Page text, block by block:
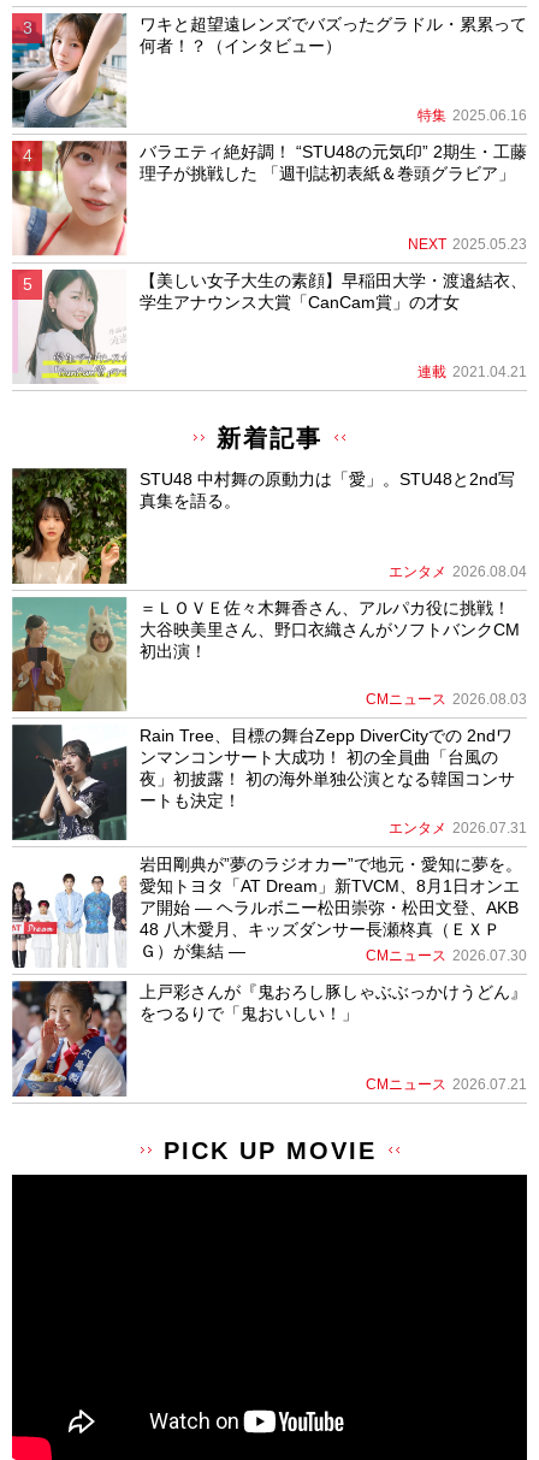
ワキと超望遠レンズでバズったグラドル・累累って
何者！？（インタビュー）
特集 2025.06.16
バラエティ絶好調！ “STU48の元気印” 2期生・工藤
理子が挑戦した 「週刊誌初表紙＆巻頭グラビア」
NEXT 2025.05.23
【美しい女子大生の素顔】早稲田大学・渡邉結衣、
学生アナウンス大賞「CanCam賞」の才女
連載 2021.04.21
新着記事
STU48 中村舞の原動力は「愛」。STU48と2nd写
真集を語る。
エンタメ 2026.08.04
＝ＬＯＶＥ佐々木舞香さん、アルパカ役に挑戦！
大谷映美里さん、野口衣織さんがソフトバンクCM
初出演！
CMニュース 2026.08.03
Rain Tree、目標の舞台Zepp DiverCityでの 2ndワ
ンマンコンサート大成功！ 初の全員曲「台風の
夜」初披露！ 初の海外単独公演となる韓国コンサ
ートも決定！
エンタメ 2026.07.31
岩田剛典が”夢のラジオカー”で地元・愛知に夢を。
愛知トヨタ「AT Dream」新TVCM、8月1日オンエ
ア開始 ― ヘラルボニー松田崇弥・松田文登、AKB
48 八木愛月、キッズダンサー長瀬柊真（ＥＸＰ
Ｇ）が集結 ―
CMニュース 2026.07.30
上戸彩さんが『鬼おろし豚しゃぶぶっかけうどん』
をつるりで「鬼おいしい！」
CMニュース 2026.07.21
PICK UP MOVIE